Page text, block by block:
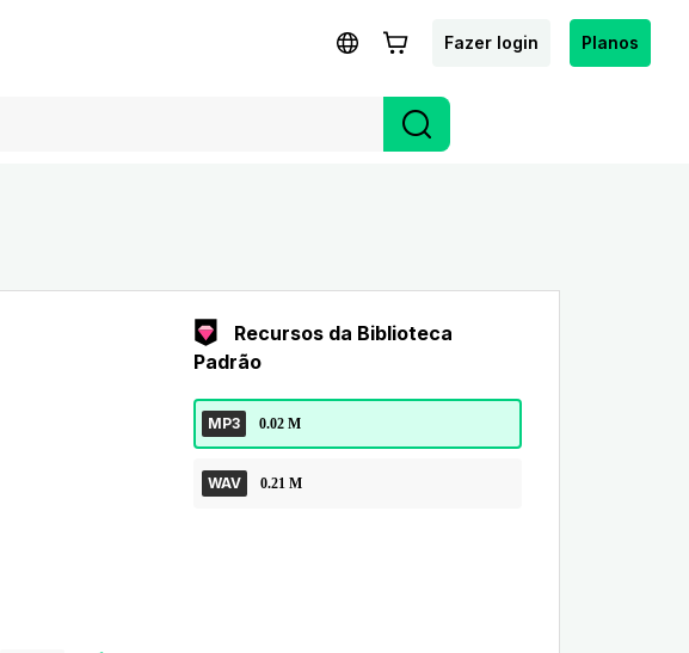
Fazer login Planos
Recursos da Biblioteca
Padrão
MP3 0.02 M
WAV 0.21 M